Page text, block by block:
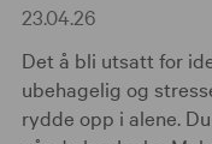
23.04.26
Det å bli utsatt for
ubehagelig og
rydde opp i alene.